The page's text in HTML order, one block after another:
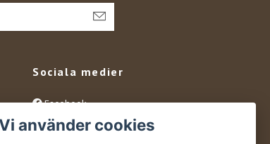
Sociala medier
Facebook
Instagram
använder cookies